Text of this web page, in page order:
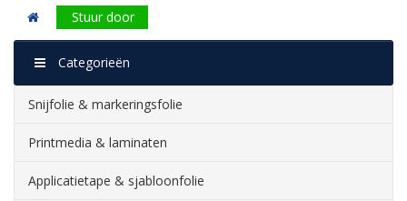
Stuur door
Categorieën
Snijfolie & markeringsfolie
Printmedia & laminaten
Applicatietape & sjabloonfolie